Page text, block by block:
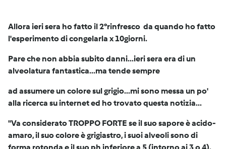
Allora ieri sera ho fatto il 2°rinfresco da quando ho fatto
l'esperimento di congelarla x 10giorni.
Pare che non abbia subito danni...ieri sera era di un
alveolatura fantastica...ma tende sempre
ad assumere un colore sul grigio...mi sono messa un po'
alla ricerca su internet ed ho trovato questa notizia...
"Va consideratoTROPPO FORTE se il suo sapore è acido-
amaro, il suo colore è grigiastro, i suoi alveoli sono di